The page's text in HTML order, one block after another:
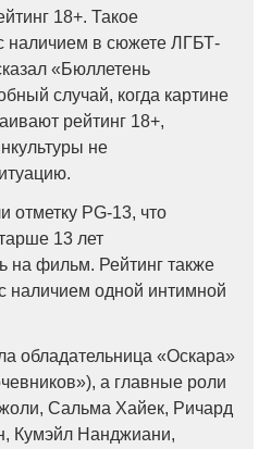
18+. Такое
наличием в сюжете ЛГБТ-
«Бюллетень
случай, когда картине
рейтинг 18+,
не
отметку PG-13, что
13 лет
на фильм. Рейтинг также
наличием одной интимной
обладательница «Оскара»
а главные роли
Сальма Хайек, Ричард
Кумэйл Нанджиани,